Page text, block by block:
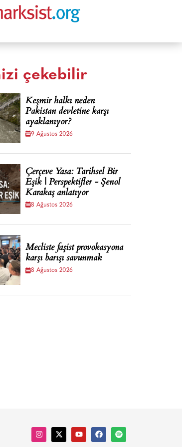
çekebilir
Keşmir halkı neden
Pakistan devletine karşı
ayaklanıyor?
9 Ağustos 2026
Çerçeve Yasa: Tarihsel Bir
Eşik | Perspektifler - Şenol
Karakaş anlatıyor
8 Ağustos 2026
Mecliste faşist provokasyona
karşı barışı savunmak
8 Ağustos 2026